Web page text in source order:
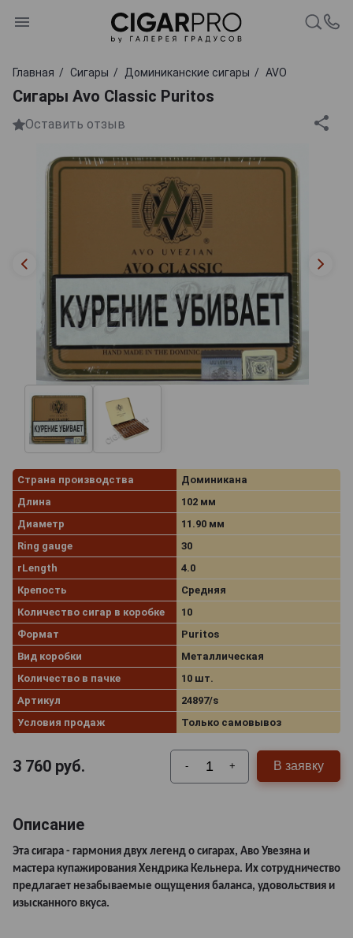
Главная Сигары Доминиканские сигары AVO
Сигары Avo Classic Puritos
Оставить отзыв
Страна производства
Доминикана
Длина
102 мм
Диаметр
11.90 мм
Ring gauge
30
rLength
4.0
Крепость
Средняя
Количество сигар в коробке
10
Формат
Puritos
Вид коробки
Металлическая
Количество в пачке
10 шт.
Артикул
24897/s
Условия продаж
Только самовывоз
3 760 руб. - + В заявку
Описание
Эта сигара - гармония двух легенд о сигарах, Аво Увезяна и
мастера купажирования Хендрика Кельнера. Их сотрудничество
предлагает незабываемые ощущения баланса, удовольствия и
изысканного вкуса.